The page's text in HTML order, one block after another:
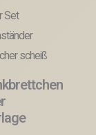
Set
scheiß